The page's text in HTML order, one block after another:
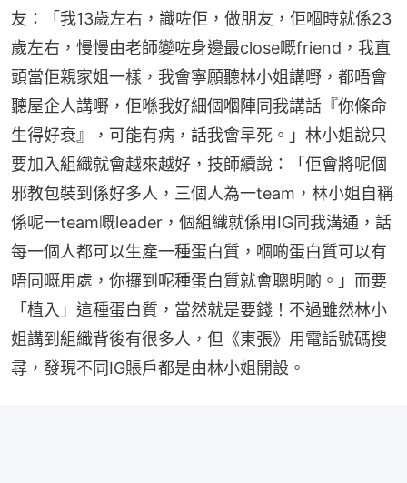
友：「我13歲左右，識咗佢，做朋友，佢嗰時就係23
歲左右，慢慢由老師變咗身邊最close嘅friend，我直
頭當佢親家姐一樣，我會寧願聽林小姐講嘢，都唔會
聽屋企人講嘢，佢喺我好細個嗰陣同我講話『你條命
生得好衰』，可能有病，話我會早死。」林小姐說只
要加入組織就會越來越好，技師續說：「佢會將呢個
邪教包裝到係好多人，三個人為一team，林小姐自稱
係呢一team嘅leader，個組織就係用IG同我溝通，話
每一個人都可以生產一種蛋白質，嗰啲蛋白質可以有
唔同嘅用處，你攞到呢種蛋白質就會聰明啲。」而要
「植入」這種蛋白質，當然就是要錢！不過雖然林小
姐講到組織背後有很多人，但《東張》用電話號碼搜
尋，發現不同IG賬戶都是由林小姐開設。